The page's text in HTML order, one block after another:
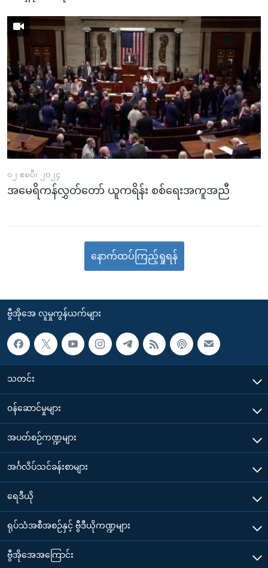
၀၂ ဧၿပီ၊ ၂၀၂၄
အမေရိကန်လွှတ်တော် ယူကရိန်း စစ်ရေးအကူအညီ
နောက်ထပ်ကြည့်ရှုရန်
ဗွီအိုအေ လူမှုကွန်ယက်များ
သတင်း
၀န်ဆောင်မှုများ
အပတ်စဉ်ကဏ္ဍများ
အင်္ဂလိပ်သင်ခန်းစာများ
ရေဒီယို
ရုပ်သံအစီအစဉ်နှင့် ဗွီဒီယိုကဏ္ဍများ
ဗွီအိုအေအကြောင်း